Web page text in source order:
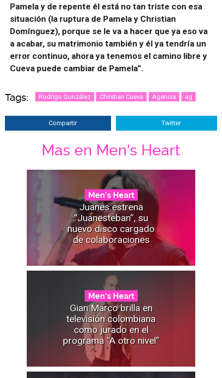
Pamela y de repente él está no tan triste con esa
situación (la ruptura de Pamela y Christian
Domínguez), porque se le va a hacer que ya eso va
a acabar, su matrimonio también y él ya tendría un
error continuo, ahora ya tenemos el camino libre y
Cueva puede cambiar de Pamela”.
Tags: Rodrigo González Christian Cueva Agencia ag
Compartir Twitter
Mas en Men's Heart
Men's Heart
Juanes estrena
“Juanesteban”, su
nuevo disco cargado
de colaboraciones
Men's Heart
Gian Marco brilla en
televisión colombiana
como jurado en el
programa “A otro nivel”